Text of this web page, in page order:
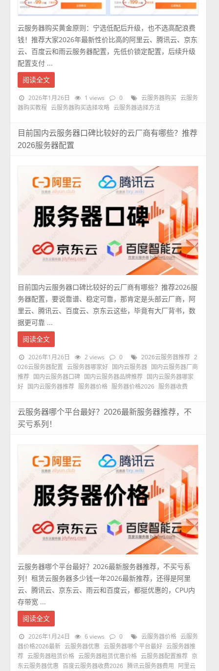
云服务器购买黄金原则：宁选低配后升级，也不选高配浪费
钱！推荐大家2026年最新性价比高的阿里云、腾讯云、京东
云、百度云和雨云服务器配置，先低价锁定配置，后续升级
配置支付 ...
阅读全文
2026年1月26日 1 views 0 云服务器购买
云服务
器购买教程
云服务器购买选择攻略 云服务器选择方法
目前国内云服务器口碑比较好的云厂商有哪些？推荐
2026服务器配置
目前国内云服务器口碑比较好的云厂商有哪些？推荐2026服
务器配置，要说靠谱、稳定可靠，那肯定是头部云厂商，阿
里云、腾讯云、百度云、京东云这些，毕竟有大厂背书，数
据更可靠 ...
阅读全文
2026年1月26日 2 views 0 2026云服务器推荐
2
026云服务器配置
云服务器哪家好 国内云服务器
国内云服务器厂商
推荐
国内云服务器口碑 国内云服务器品牌推荐
国内云服务器哪家
好
国内云服务器推荐 服务器价格 服务器价格2026 服务器收费
云服务器哪个平台最好？2026最新服务器推荐，不
买亏系列！
云服务器哪个平台最好？2026最新服务器推荐，不买亏系
列！租赁云服务器多少钱一年2026最新推荐，还得是阿里
云、腾讯云、京东云、雨云和百度云，都挺优惠的，CPU内
存带宽 ...
阅读全文
2026年1月24日 6 views 0 云服务器价格
云服务
器价格2026最新 云服务器优惠 云服务器哪个平台最好 云服务器推
荐 云服务器租赁价格 云服务器租赁优惠价格 云服务器配置推荐
京
东云服务器优惠
百度云服务器收费2026 腾讯云服务器费用 阿里云